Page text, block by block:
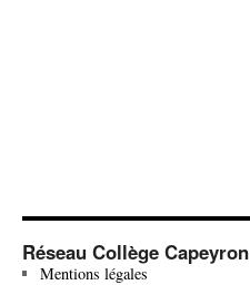
Réseau Collège Capeyron
Mentions légales